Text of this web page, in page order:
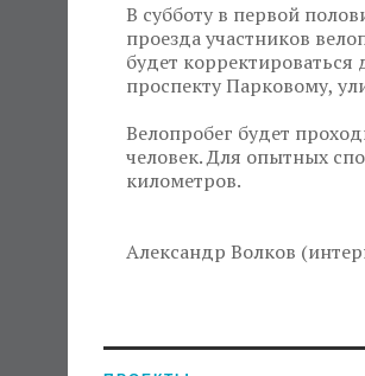
В субботу в первой
проезда участников
будет
проспекту Парковому,
Велопробег будет
человек. Для опытных
километров.
Александр Волков